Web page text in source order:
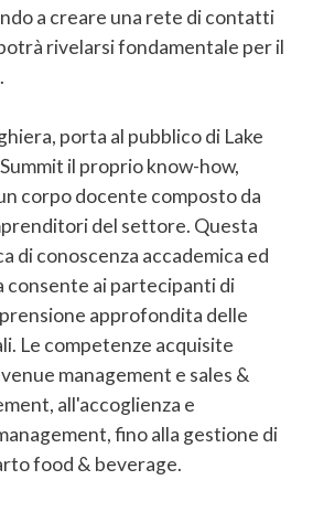
a creare una rete di contatti
rivelarsi fondamentale per il
porta al pubblico di Lake
il proprio know-how,
corpo docente composto da
del settore. Questa
di conoscenza accademica ed
consente ai partecipanti di
approfondita delle
Le competenze acquisite
management e sales &
all'accoglienza e
fino alla gestione di
food & beverage.